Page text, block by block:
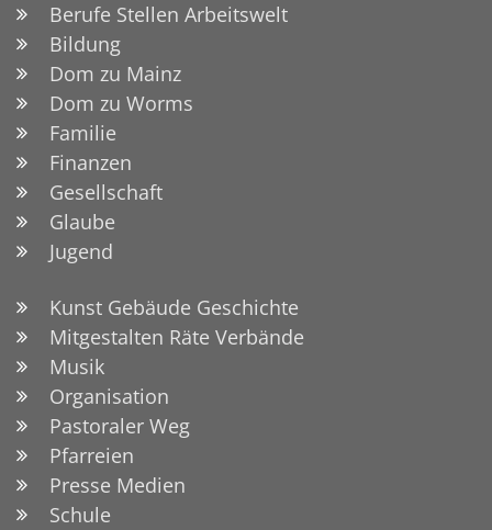
Berufe Stellen Arbeitswelt
Bildung
Dom zu Mainz
Dom zu Worms
Familie
Finanzen
Gesellschaft
Glaube
Jugend
Kunst Gebäude Geschichte
Mitgestalten Räte Verbände
Musik
Organisation
Pastoraler Weg
Pfarreien
Presse Medien
Schule